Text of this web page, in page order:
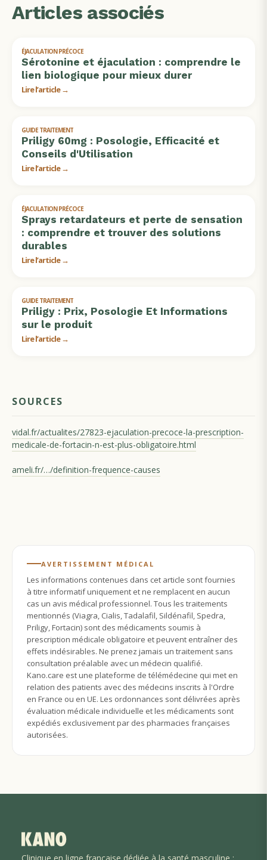
Articles associés
ÉJACULATION PRÉCOCE
Sérotonine et éjaculation : comprendre le
lien biologique pour mieux durer
Lire l’article →
GUIDE TRAITEMENT
Priligy 60mg : Posologie, Efficacité et
Conseils d'Utilisation
Lire l’article →
ÉJACULATION PRÉCOCE
Sprays retardateurs et perte de sensation
: comprendre et trouver des solutions
durables
Lire l’article →
GUIDE TRAITEMENT
Priligy : Prix, Posologie Et Informations
sur le produit
Lire l’article →
SOURCES
vidal.fr/actualites/27823-ejaculation-precoce-la-prescription-
medicale-de-fortacin-n-est-plus-obligatoire.html
ameli.fr/…/definition-frequence-causes
AVERTISSEMENT MÉDICAL
Les informations contenues dans cet article sont fournies
à titre informatif uniquement et ne remplacent en aucun
cas un avis médical professionnel. Tous les traitements
mentionnés (Viagra, Cialis, Tadalafil, Sildénafil, Spedra,
Priligy, Fortacin) sont des médicaments soumis à
prescription médicale obligatoire et peuvent entraîner des
effets indésirables. Ne prenez jamais un traitement sans
consultation préalable avec un médecin qualifié.
Kano.care est une plateforme de télémédecine qui met en
relation des patients avec des médecins inscrits à l'Ordre
en France ou en UE. Les ordonnances sont délivrées après
évaluation médicale individuelle et les médicaments sont
expédiés exclusivement par des pharmacies françaises
autorisées.